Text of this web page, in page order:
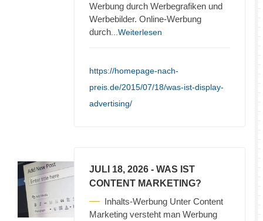
Werbung durch Werbegrafiken und
Werbebilder. Online-Werbung
durch ...Weiterlesen
https://homepage-nach-
preis.de/2015/07/18/was-ist-display-
advertising/
JULI 18, 2026 - WAS IST
CONTENT MARKETING?
Inhalts-Werbung Unter Content
Marketing versteht man Werbung